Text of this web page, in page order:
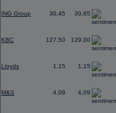
ING Group 30,45 30,65
KBC 127,50 129,00
Lloyds 1,15 1,15
M&S 4,09 4,09